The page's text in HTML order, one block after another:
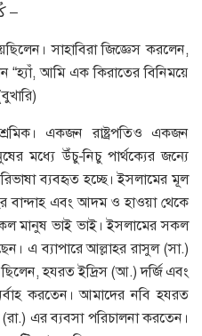
كُنْتُ أَرْعَى عَلَى قِيرَاطَ الأَهْلِ مَكَّةَ –
সাহাবিরা জিজ্ঞেস করলেন,
আমি এক কিরাতের বিনিময়ে
একজন রাষ্ট্রপতিও একজন
মধ্যে উঁচু-নিচু পার্থক্যের জন্যে
ব্যবহৃত হচ্ছে। ইসলামের মূল
বান্দাহ এবং আদম ও হাওয়া থেকে
মানুষ ভাই ভাই। ইসলামের সকল
এ ব্যাপারে আল্লাহর রাসুল (সা.)
হযরত ইদ্রিস (আ.) দর্জি এবং
করতেন। আমাদের নবি হযরত
এর ব্যবসা পরিচালনা করতেন।